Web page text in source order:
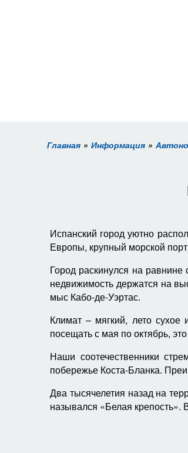
Главная Информация
Испанский город уютно
Европы, крупный морской
Город раскинулся на
недвижимость держатся на
мыс Кабо-де-Уэртас.
Климат – мягкий, лето
посещать с мая по октябрь,
Наши соотечественники
побережье Коста-Бланка.
Два тысячелетия назад на
назывался «Белая